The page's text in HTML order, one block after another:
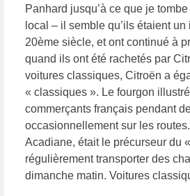
Panhard jusqu’à ce que je
local – il semble qu’ils étaient
20ème siècle, et ont continué à
quand ils ont été rachetés par
voitures classiques, Citroën a
« classiques ». Le fourgon
commerçants français pendant
occasionnellement sur les
Acadiane, était le précurseur du
régulièrement transporter des
dimanche matin. Voitures